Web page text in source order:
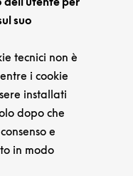
suo
tecnici non è
i cookie
installati
dopo che
e
in modo